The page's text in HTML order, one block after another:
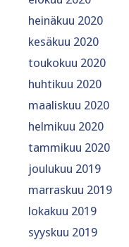
heinäkuu 2020
kesäkuu 2020
toukokuu 2020
huhtikuu 2020
maaliskuu 2020
helmikuu 2020
tammikuu 2020
joulukuu 2019
marraskuu 2019
lokakuu 2019
syyskuu 2019